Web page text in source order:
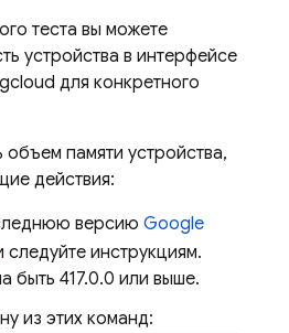
теста вы можете
устройства в интерфейсе
для конкретного
памяти устройства,
действия:
версию Google
следуйте инструкциям.
быть 417.0.0 или выше.
из этих команд: